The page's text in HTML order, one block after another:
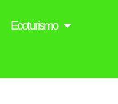
Ecoturismo